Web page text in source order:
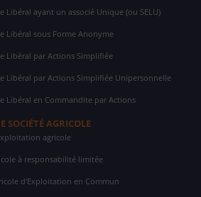
Libéral ayant un associé Unique (ou SELU)
Libéral sous Forme Anonyme
Libéral par Actions Simplifiée
Libéral par Actions Simplifiée Unipersonnelle
Libéral en Commandite par Actions
AGRICOLE
agricole
à responsabilité limitée
d'Exploitation en Commun